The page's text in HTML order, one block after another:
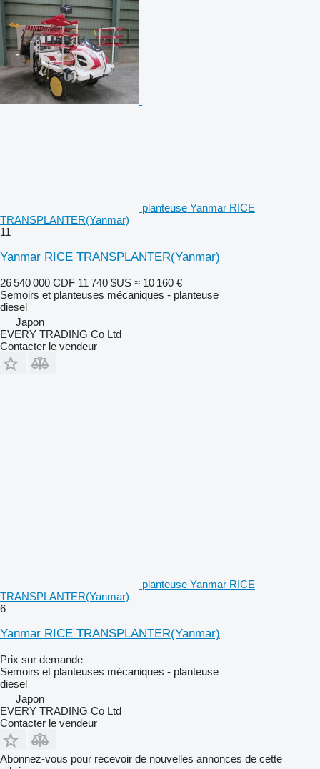
planteuse Yanmar RICE
TRANSPLANTER(Yanmar)
11
Yanmar RICE TRANSPLANTER(Yanmar)
26 540 000 CDF 11 740 $US ≈ 10 160 €
Semoirs et planteuses mécaniques - planteuse
diesel
Japon
EVERY TRADING Co Ltd
Contacter le vendeur
planteuse Yanmar RICE
TRANSPLANTER(Yanmar)
6
Yanmar RICE TRANSPLANTER(Yanmar)
Prix sur demande
Semoirs et planteuses mécaniques - planteuse
diesel
Japon
EVERY TRADING Co Ltd
Contacter le vendeur
Abonnez-vous pour recevoir de nouvelles annonces de cette